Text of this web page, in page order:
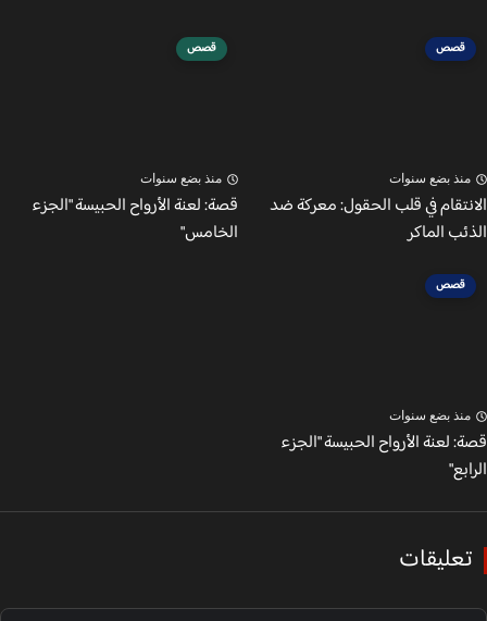
قصص
بضع سنوات
في قلب الحقول: معركة ضد
الماكر
قصص
منذ بضع سنوات
قصة: لعنة الأرواح الحبيسة "الجزء
الخامس"
قصص
بضع سنوات
لعنة الأرواح الحبيسة "الجزء